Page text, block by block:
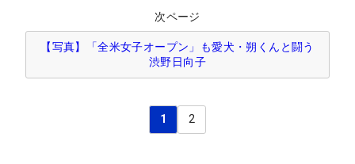
次ページ
【写真】「全米女子オープン」も愛犬・朔くんと闘う
渋野日向子
1 2